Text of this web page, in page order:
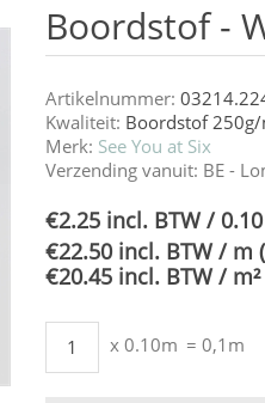
Boordstof -
Artikelnummer:
Kwaliteit: Boordstof 250g/
Merk: See You at Six
Verzending vanuit: BE -
€2.25 incl. BTW /
€22.50 incl. BTW / m
€20.45 incl. BTW / m²
x 0.10m = 0,1m